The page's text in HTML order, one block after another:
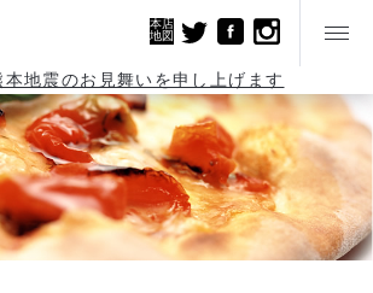
本店
地図
本地震のお見舞いを申し上げます